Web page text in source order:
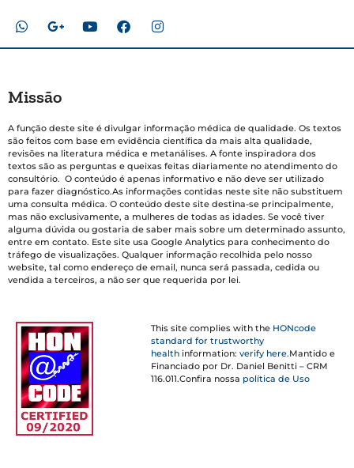
Missão
A função deste site é divulgar informação médica de qualidade. Os textos
são feitos com base em evidência científica da mais alta qualidade,
revisões na literatura médica e metanálises. A fonte inspiradora dos
textos são as perguntas e queixas feitas diariamente no atendimento do
consultório. O conteúdo é apenas informativo e não deve ser utilizado
para fazer diagnóstico.As informações contidas neste site não substituem
uma consulta médica. O conteúdo deste site destina-se principalmente,
mas não exclusivamente, a mulheres de todas as idades. Se você tiver
alguma dúvida ou gostaria de saber mais sobre um determinado assunto,
entre em contato. Este site usa Google Analytics para conhecimento do
tráfego de visualizações. Qualquer informação recolhida pelo nosso
website, tal como endereço de email, nunca será passada, cedida ou
vendida a terceiros, a não ser que requerida por lei.
This site complies with the HONcode
standard for trustworthy
health information:verify here.Mantido e
Financiado por Dr. Daniel Benitti – CRM
116.011.Confira nossa política de Uso